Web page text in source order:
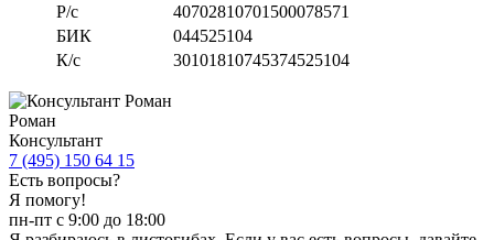
Р/с
40702810701500078571
БИК
044525104
К/с
30101810745374525104
Роман
Консультант
7 (495) 150 64 15
Есть вопросы?
Я помогу!
пн-пт с 9:00 до 18:00